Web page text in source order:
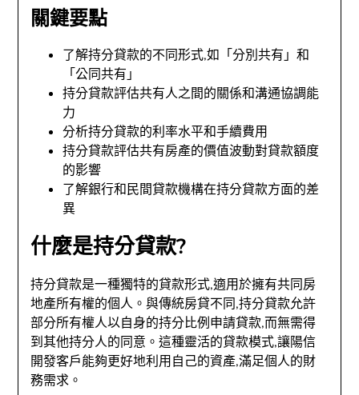
關鍵要點
了解持分貸款的不同形式,如「分別共有」和
「公同共有」
持分貸款評估共有人之間的關係和溝通協調能
力
分析持分貸款的利率水平和手續費用
持分貸款評估共有房產的價值波動對貸款額度
的影響
了解銀行和民間貸款機構在持分貸款方面的差
異
什麼是持分貸款?
持分貸款是一種獨特的貸款形式,適用於擁有共同房
地產所有權的個人。與傳統房貸不同,持分貸款允許
部分所有權人以自身的持分比例申請貸款,而無需得
到其他持分人的同意。這種靈活的貸款模式,讓陽信
開發客戶能夠更好地利用自己的資產,滿足個人的財
務需求。